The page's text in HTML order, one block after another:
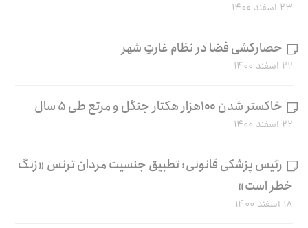
۲۳ اسفند ۱۴۰۰
حصارکشی فضا در نظام غارتِ شهر
۲۲ اسفند ۱۴۰۰
خاکستر شدن ۱۰۰هزار هکتار جنگل و مرتع طی ۵ سال
۲۲ اسفند ۱۴۰۰
رئیس پزشکی قانونی: تطبیق جنسیت مردان ترنس «زنگ
خطر است»
۱۸ اسفند ۱۴۰۰